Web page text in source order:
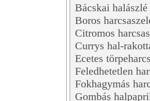
Bácskai halászlé
Boros
Citromos
Currys hal-
Ecetes
Feledhetetlen
Fokhagymás
Gombás